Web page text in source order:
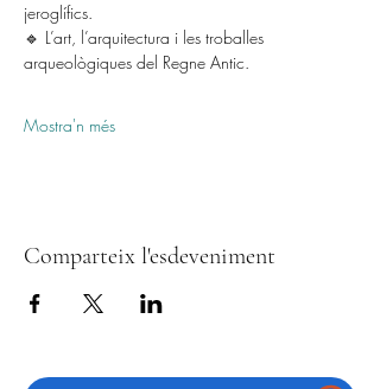
jeroglífics.
🔹 L’art, l’arquitectura i les troballes
arqueològiques del Regne Antic.
Mostra'n més
Comparteix l'esdeveniment